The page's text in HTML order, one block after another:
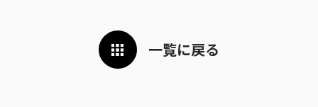
一覧に戻る